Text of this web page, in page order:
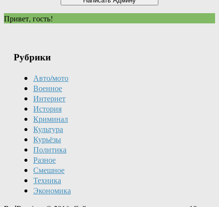
Привет, гость!
Рубрики
Авто/мото
Военное
Интернет
История
Криминал
Культура
Курьёзы
Политика
Разное
Смешное
Техника
Экономика